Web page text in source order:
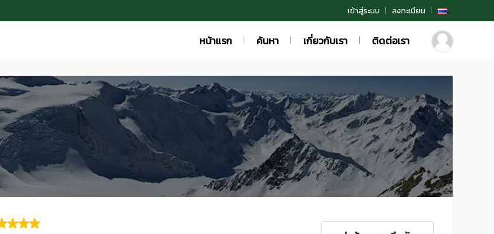
เข้าสู่ระบบ ลงทะเบียน
หน้าแรก ค้นหา เกี่ยวกับเรา ติดต่อเรา